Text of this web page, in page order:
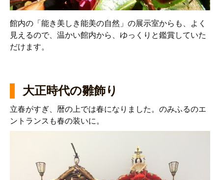
館内の「能き美しき能美の自然」の展示室からも、よく
見えるので、温かい館内から、ゆっくりと鑑賞していた
だけます。
大正時代の雛飾り
立春がすぎ、暦の上では春になりました。のみふるのエ
ントランスも春の装いに。